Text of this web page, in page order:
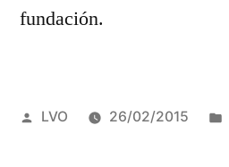
fundación.
Publicado
LVO 26/02/2015